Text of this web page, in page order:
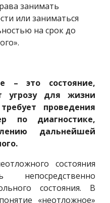
занимать
или заниматься
на срок до
– это состояние,
угрозу для жизни
проведения
по диагностике,
дальнейшей
состояния
непосредственно
состояния. В
«неотложное»